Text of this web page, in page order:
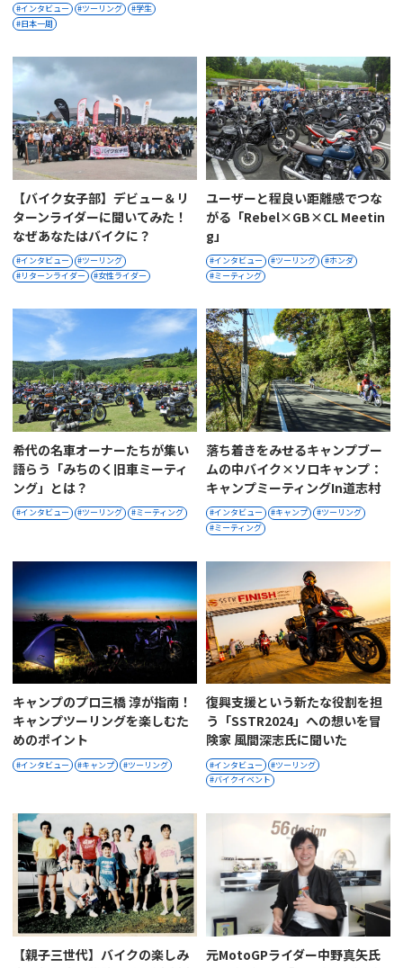
インタビュー ツーリング
学生
日本一周
【バイク女子部】デビュー＆リ
ターンライダーに聞いてみた！
なぜあなたはバイクに？
インタビュー
ツーリング
リターンライダー
女性ライダー
ユーザーと程良い距離感でつな
がる「Rebel×GB×CL Meetin
G」
インタビュー ツーリング
ホンダ
ミーティング
希代の名車オーナーたちが集い
語らう「みちのく旧車ミーティ
ング」とは？
インタビュー ツーリング ミーティング
落ち着きをみせるキャンプブー
ムの中バイク×ソロキャンプ：
キャンプミーティングin道志村
インタビュー キャンプ
ツーリング
ミーティング
キャンプのプロ三橋 淳が指南！
キャンプツーリングを楽しむた
めのポイント
インタビュー キャンプ ツーリング
復興支援という新たな役割を担
う「SSTR2024」への想いを冒
険家 風間深志氏に聞いた
インタビュー
ツーリング
バイクイベント
【親子三世代】バイクの楽しみ
元MotoGPライダー中野真矢氏